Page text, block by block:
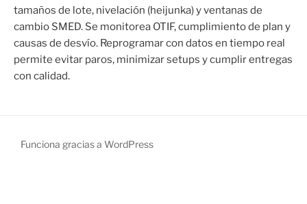
tamaños de lote, nivelación (heijunka) y ventanas de
cambio SMED. Se monitorea OTIF, cumplimiento de plan y
causas de desvío. Reprogramar con datos en tiempo real
permite evitar paros, minimizar setups y cumplir entregas
con calidad.
Funciona gracias a WordPress